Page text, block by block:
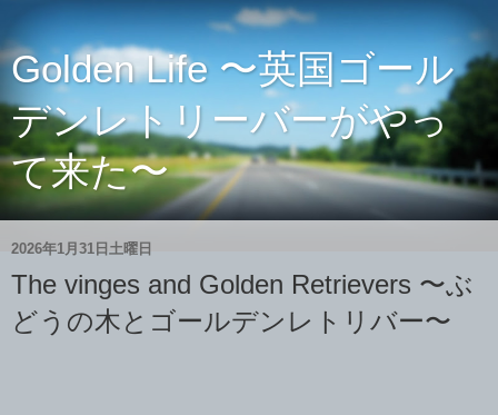
Golden Life 〜英国ゴール
デンレトリーバーがやっ
て来た〜
2026年1月31日土曜日
The vinges and Golden Retrievers 〜ぶ
どうの木とゴールデンレトリバー〜